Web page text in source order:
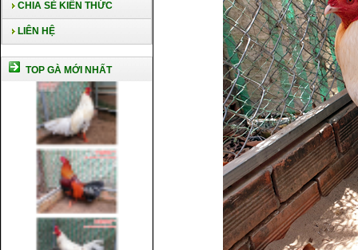
CHIA SẺ KIẾN THỨC
LIÊN HỆ
TOP GÀ MỚI NHẤT